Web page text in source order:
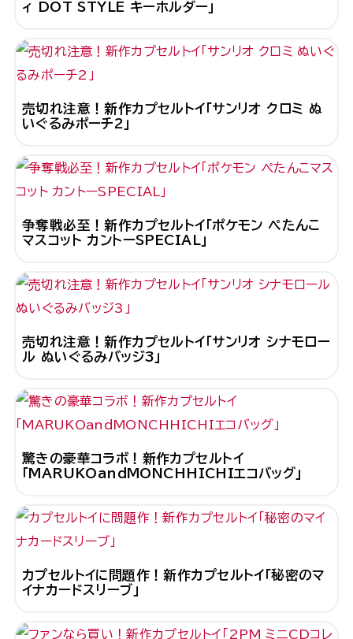
ィ DOT STYLE キーホルダー」
売切れ注意！新作カプセルトイ「サンリオ クロミ ぬ
いぐるみポーチ2」
争奪戦必至！新作カプセルトイ「ポケモン ぺたんこ
マスコット カントーSPECIAL」
売切れ注意！新作カプセルトイ「サンリオ シナモロー
ル ぬいぐるみバッジ3」
驚きの豪華コラボ！新作カプセルトイ
「MARUKOandMONCHHICHIエコバッグ」
カプセルトイに問題作！新作カプセルトイ「秘密のマ
イナカードスリーブ」